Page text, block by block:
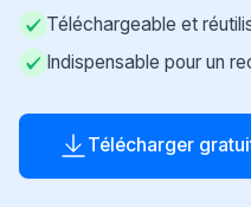
Téléchargeable et
Indispensable pour un
Télécharger